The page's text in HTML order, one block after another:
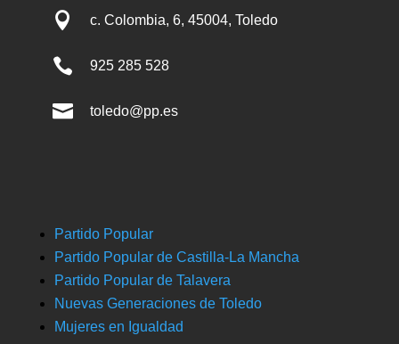
 c. Colombia, 6, 45004, Toledo
 925 285 528
 toledo@pp.es
Partido Popular
Partido Popular de Castilla-La Mancha
Partido Popular de Talavera
Nuevas Generaciones de Toledo
Mujeres en Igualdad